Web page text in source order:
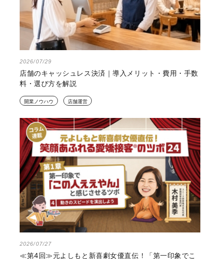
2026/07/29
店舗のキャッシュレス決済｜導入メリット・費用・手数
料・選び方を解説
開業ノウハウ 店舗運営
2026/07/27
≪第4回≫元よしもと新喜劇女優直伝！「第一印象でこ